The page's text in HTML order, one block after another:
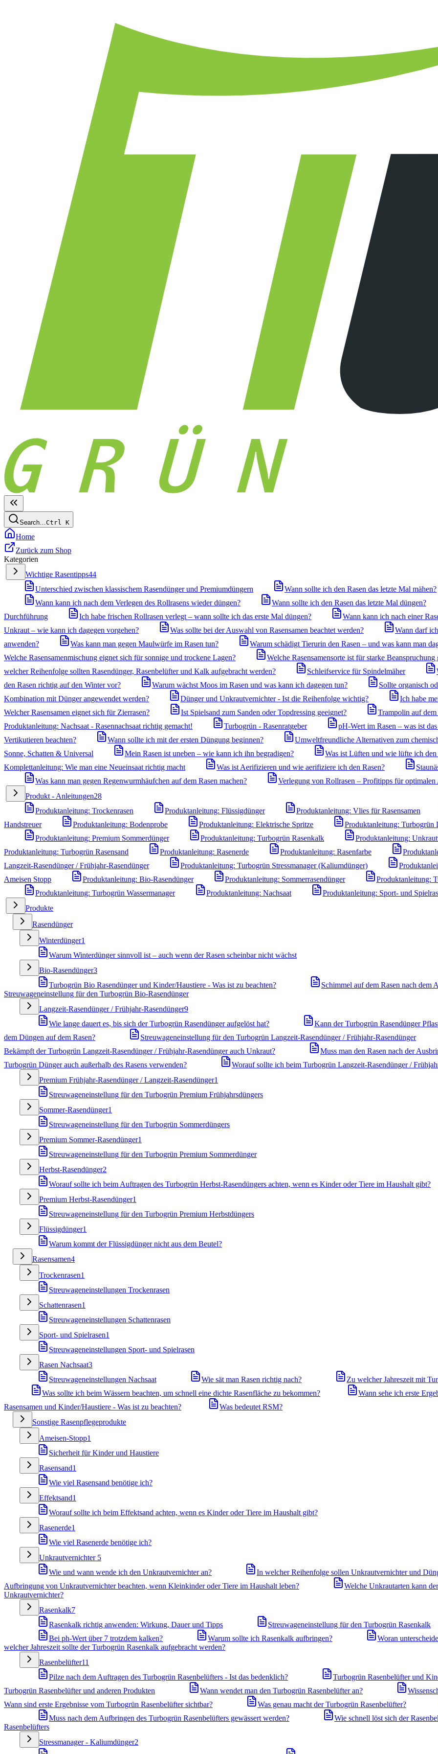
Search…Ctrl K
Home
Zurück zum Shop
Kategorien
Wichtige Rasentipps44
Unterschied zwischen klassischem Rasendünger und Premiumdüngern
Wann sollte ich den Rasen das letzte Mal mähen?
Wann kann ich nach dem Verlegen des Rollrasens wieder düngen?
Wann sollte ich den Rasen das letzte Mal düngen?
Durchführung
Ich habe frischen Rollrasen verlegt – wann sollte ich das erste Mal düngen? Wann kann ich nach einer
Unkraut – wie kann ich dagegen vorgehen?
Was sollte bei der Auswahl von Rasensamen beachtet werden?
Wann darf
anwenden?
Was kann man gegen Maulwürfe im Rasen tun? Warum schädigt Tierurin den Rasen – und was kann man
Welche Rasensamenmischung eignet sich für sonnige und trockene Lagen?
Welche Rasensamensorte ist für starke Beanspruchung
welcher Reihenfolge sollten Rasendünger, Rasenbelüfter und Kalk aufgebracht werden?
Schleifservice für Spindelmäher
den Rasen richtig auf den Winter vor?
Warum wächst Moos im Rasen und was kann ich dagegen tun? Sollte organisch
Kombination mit Dünger angewendet werden?
Dünger und Unkrautvernichter - Ist die Reihenfolge wichtig?
Ich habe
Welcher Rasensamen eignet sich für Zierrasen?
Ist Spielsand zum Sanden oder Topdressing geeignet?
Trampolin auf dem
Produktanleitung: Nachsaat - Rasennachsaat richtig gemacht!
Turbogrün - Rasenratgeber pH-Wert im Rasen – was ist
Vertikutieren beachten?
Wann sollte ich mit der ersten Düngung beginnen? Umweltfreundliche Alternativen zum
Sonne, Schatten & Universal
Mein Rasen ist uneben – wie kann ich ihn begradigen? Was ist Lüften und wie lüfte ich den
Komplettanleitung: Wie man eine Neueinsaat richtig macht
Was ist Aerifizieren und wie aerifiziere ich den Rasen?
Was kann man gegen Regenwurmhäufchen auf dem Rasen machen?
Verlegung von Rollrasen – Profitipps für
Produkt - Anleitungen28
Produktanleitung: Trockenrasen
Produktanleitung: Flüssigdünger Produktanleitung: Vlies für Rasensamen
Handstreuer
Produktanleitung: Bodenprobe Produktanleitung: Elektrische Spritze Produktanleitung: Turbogrün
Produktanleitung: Premium Sommerdünger
Produktanleitung: Turbogrün Rasenkalk Produktanleitung:
Produktanleitung: Turbogrün Rasensand
Produktanleitung: Rasenerde Produktanleitung: Rasenfarbe
Langzeit-Rasendünger / Frühjahr-Rasendünger
Produktanleitung: Turbogrün Stressmanager (Kaliumdünger)
Ameisen Stopp
Produktanleitung: Bio-Rasendünger Produktanleitung: Sommerrasendünger Produktanleitung:
Produktanleitung: Turbogrün Wassermanager
Produktanleitung: Nachsaat
Produktanleitung: Sport- und
Produkte
Rasendünger
Winterdünger1
Warum Winterdünger sinnvoll ist – auch wenn der Rasen scheinbar nicht wächst
Bio-Rasendünger3
Turbogrün Bio Rasendünger und Kinder/Haustiere - Was ist zu beachten?
Schimmel auf dem Rasen nach dem
Streuwageneinstellung für den Turbogrün Bio-Rasendünger
Langzeit-Rasendünger / Frühjahr-Rasendünger9
Wie lange dauert es, bis sich der Turbogrün Rasendünger aufgelöst hat?
Kann der Turbogrün Rasendünger
dem Düngen auf dem Rasen?
Streuwageneinstellung für den Turbogrün Langzeit-Rasendünger / Frühjahr-Rasendünger
Bekämpft der Turbogrün Langzeit-Rasendünger / Frühjahr-Rasendünger auch Unkraut?
Muss man den Rasen nach der
Turbogrün Dünger auch außerhalb des Rasens verwenden?
Worauf sollte ich beim Turbogrün Langzeit-Rasendünger /
Premium Frühjahr-Rasendünger / Langzeit-Rasendünger1
Streuwageneinstellung für den Turbogrün Premium Frühjahrsdüngers
Sommer-Rasendünger1
Streuwageneinstellung für den Turbogrün Sommerdüngers
Premium Sommer-Rasendünger1
Streuwageneinstellung für den Turbogrün Premium Sommerdünger
Herbst-Rasendünger2
Worauf sollte ich beim Auftragen des Turbogrün Herbst-Rasendüngers achten, wenn es Kinder oder Tiere im Haushalt gibt?
Premium Herbst-Rasendünger1
Streuwageneinstellung für den Turbogrün Premium Herbstdüngers
Flüssigdünger1
Warum kommt der Flüssigdünger nicht aus dem Beutel?
Rasensamen4
Trockenrasen1
Streuwageneinstellungen Trockenrasen
Schattenrasen1
Streuwageneinstellungen Schattenrasen
Sport- und Spielrasen1
Streuwageneinstellungen Sport- und Spielrasen
Rasen Nachsaat3
Streuwageneinstellungen Nachsaat
Wie sät man Rasen richtig nach?
Zu welcher Jahreszeit mit
Was sollte ich beim Wässern beachten, um schnell eine dichte Rasenfläche zu bekommen?
Wann sehe ich erste
Rasensamen und Kinder/Haustiere - Was ist zu beachten?
Was bedeutet RSM?
Sonstige Rasenpflegeprodukte
Ameisen-Stopp1
Sicherheit für Kinder und Haustiere
Rasensand1
Wie viel Rasensand benötige ich?
Effektsand1
Worauf sollte ich beim Effektsand achten, wenn es Kinder oder Tiere im Haushalt gibt?
Rasenerde1
Wie viel Rasenerde benötige ich?
Unkrautvernichter 5
Wie und wann wende ich den Unkrautvernichter an?
In welcher Reihenfolge sollen Unkrautvernichter und
Aufbringung von Unkrautvernichter beachten, wenn Kleinkinder oder Tiere im Haushalt leben?
Welche Unkrautarten kann
Unkrautvernichter?
Rasenkalk7
Rasenkalk richtig anwenden: Wirkung, Dauer und Tipps
Streuwageneinstellung für den Turbogrün Rasenkalk
Bei ph-Wert über 7 trotzdem kalken?
Warum sollte ich Rasenkalk aufbringen? Woran
welcher Jahreszeit sollte der Turbogrün Rasenkalk aufgebracht werden?
Rasenbelüfter11
Pilze nach dem Auftragen des Turbogrün Rasenbelüfters - Ist das bedenklich?
Turbogrün Rasenbelüfter und
Turbogrün Rasenbelüfter und anderen Produkten
Wann wendet man den Turbogrün Rasenbelüfter an?
Wann sind erste Ergebnisse vom Turbogrün Rasenbelüfter sichtbar?
Was genau macht der Turbogrün Rasenbelüfter?
Muss nach dem Aufbringen des Turbogrün Rasenbelüfters gewässert werden?
Wie schnell löst sich der
Rasenbelüfters
Stressmanager - Kaliumdünger2